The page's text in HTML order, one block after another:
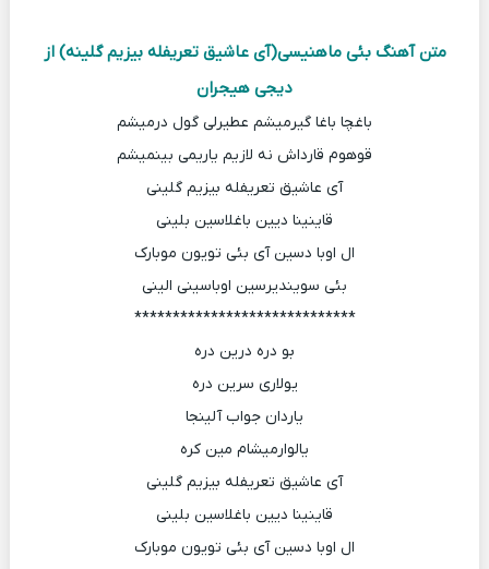
متن آهنگ بئی ماهنیسی(آی عاشیق تعریفله بیزیم گلینه) از
دیجی هیجران
باغچا باغا گیرمیشم عطیرلی گول درمیشم
قوهوم قارداش نه لازیم یاریمی بینمیشم
آی عاشیق تعریفله بیزیم گلینی
قاینینا دیین باغلاسین بلینی
ال اوبا دسین آی بئی تویون موبارک
بئی سویندیرسین اوباسینی الینی
*****************************
بو دره درین دره
یولاری سرین دره
یاردان جواب آلینجا
یالوارمیشام مین کره
آی عاشیق تعریفله بیزیم گلینی
قاینینا دیین باغلاسین بلینی
ال اوبا دسین آی بئی تویون موبارک